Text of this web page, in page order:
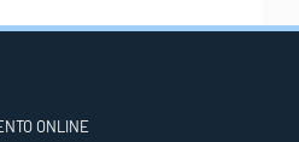
ONLINE